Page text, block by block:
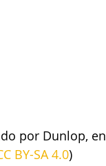
por Dunlop,
BY-SA 4.0)